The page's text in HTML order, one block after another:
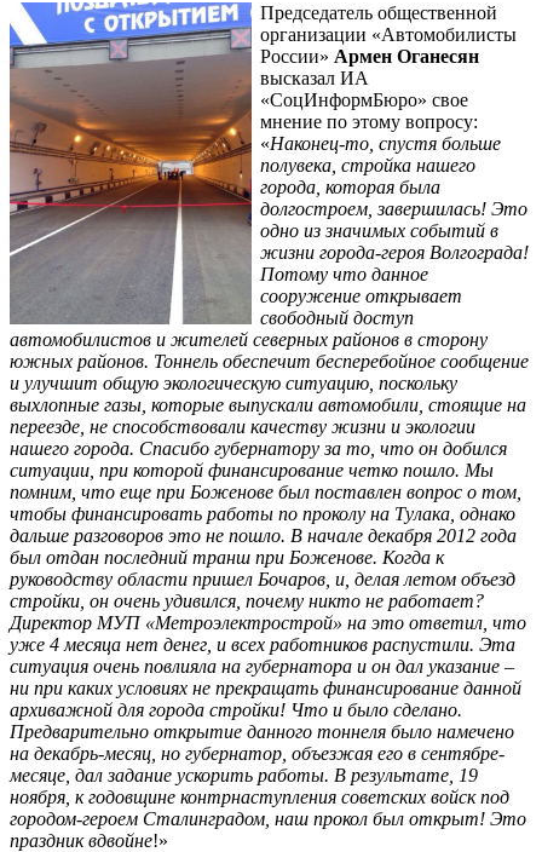
Председатель общественной
организации «Автомобилисты
России» Армен Оганесян
высказал ИА
«СоцИнформБюро» свое
мнение по этому вопросу:
«Наконец-то, спустя больше
полувека, стройка нашего
города, которая была
долгостроем, завершилась! Это
одно из значимых событий в
жизни города-героя Волгограда!
Потому что данное
сооружение открывает
свободный доступ
автомобилистов и жителей северных районов в сторону
южных районов. Тоннель обеспечит бесперебойное сообщение
и улучшит общую экологическую ситуацию, поскольку
выхлопные газы, которые выпускали автомобили, стоящие на
переезде, не способствовали качеству жизни и экологии
нашего города. Спасибо губернатору за то, что он добился
ситуации, при которой финансирование четко пошло. Мы
помним, что еще при Боженове был поставлен вопрос о том,
чтобы финансировать работы по проколу на Тулака, однако
дальше разговоров это не пошло. В начале декабря 2012 года
был отдан последний транш при Боженове. Когда к
руководству области пришел Бочаров, и, делая летом объезд
стройки, он очень удивился, почему никто не работает?
Директор МУП «Метроэлектрострой» на это ответил, что
уже 4 месяца нет денег, и всех работников распустили. Эта
ситуация очень повлияла на губернатора и он дал указание –
ни при каких условиях не прекращать финансирование данной
архиважной для города стройки! Что и было сделано.
Предварительно открытие данного тоннеля было намечено
на декабрь-месяц, но губернатор, объезжая его в сентябре-
месяце, дал задание ускорить работы. В результате, 19
ноября, к годовщине контрнаступления советских войск под
городом-героем Сталинградом, наш прокол был открыт! Это
праздник вдвойне!»